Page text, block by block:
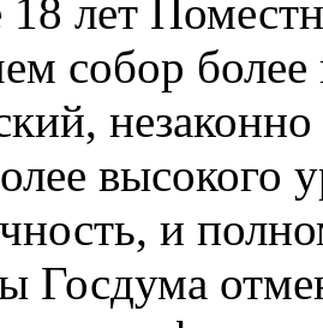
лет
собор более
высокого
и
Госдума